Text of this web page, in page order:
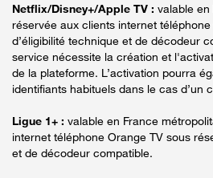
Netflix/Disney+/Apple TV : valable en
réservée aux clients internet
d’éligibilité technique et de décodeur
service nécessite la création et
de la plateforme. L’activation pourra
identifiants habituels dans le cas d’un
Ligue 1+ : valable en France
internet téléphone Orange TV sous
et de décodeur compatible.